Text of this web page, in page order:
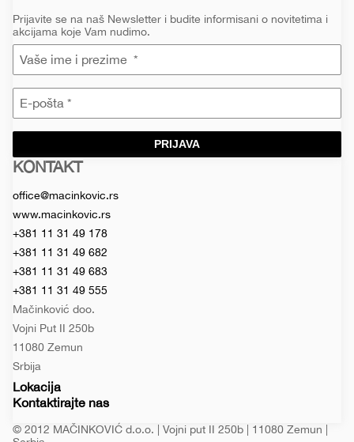
Prijavite se na naš Newsletter i budite informisani o novitetima i
akcijama koje Vam nudimo.
PRIJAVA
Macinkovic
Macinkovic
https://www.macinkovic.rs/wp-
KONTAKT
office@macinkovic.rs
www.macinkovic.rs
+381 11 31 49 178
+381 11 31 49 682
+381 11 31 49 683
+381 11 31 49 555
Mačinković doo.
Vojni Put II 250b
11080 Zemun
Srbija
Lokacija
Kontaktirajte nas
© 2012 MAČINKOVIĆ d.o.o. | Vojni put II 250b | 11080 Zemun |